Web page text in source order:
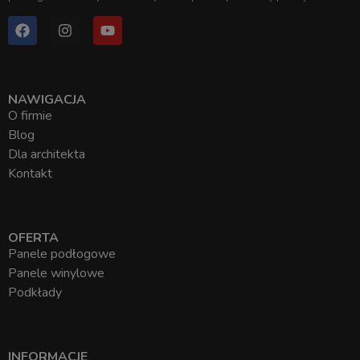
NAWIGACJA
O firmie
Blog
Dla architekta
Kontakt
OFERTA
Panele podłogowe
Panele winylowe
Podkłady